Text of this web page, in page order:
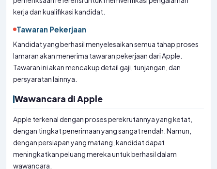
kerja dan kualifikasi kandidat.
Tawaran Pekerjaan
Kandidat yang berhasil menyelesaikan semua tahap proses
lamaran akan menerima tawaran pekerjaan dari Apple.
Tawaran ini akan mencakup detail gaji, tunjangan, dan
persyaratan lainnya.
Wawancara di Apple
Apple terkenal dengan proses perekrutannya yang ketat,
dengan tingkat penerimaan yang sangat rendah. Namun,
dengan persiapan yang matang, kandidat dapat
meningkatkan peluang mereka untuk berhasil dalam
wawancara.